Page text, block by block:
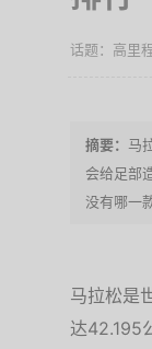
高里
马
会给足部
没有哪一
马拉松是
达42.195